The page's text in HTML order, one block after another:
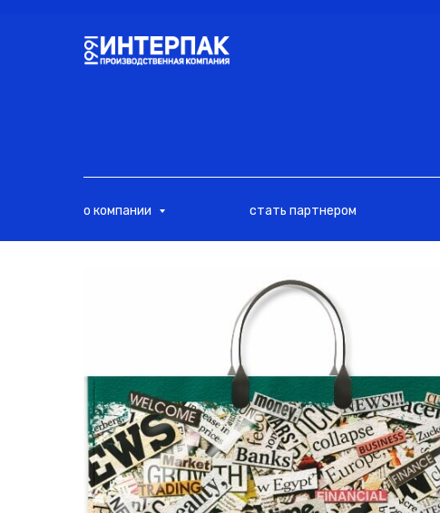
о компании стать партнером